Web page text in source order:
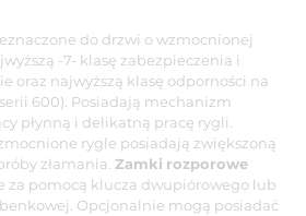
do drzwi o wzmocnionej
-7- klasę zabezpieczenia i
oraz najwyższą klasę odporności na
600). Posiadają mechanizm
płynną i delikatną pracę rygli.
rygle posiadają zwiększoną
złamania. Zamki rozporowe
za pomocą klucza dwupiórowego lub
Opcjonalnie mogą posiadać